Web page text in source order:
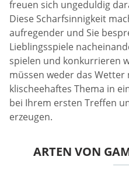
freuen sich ungeduldig
Diese Scharfsinnigkeit
aufregender und Sie
Lieblingsspiele
spielen und konkurrieren
müssen weder das Wetter
klischeehaftes Thema in
bei Ihrem ersten Treffen
erzeugen.
ARTEN VON